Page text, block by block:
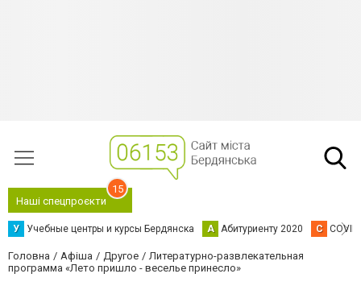
Наші спецпроєкти
15
У Учебные центры и курсы Бердянска А Абитуриенту 2020 C
Головна Афіша Другое
Литературно-развлекательная
программа «Лето пришло - веселье принесло»